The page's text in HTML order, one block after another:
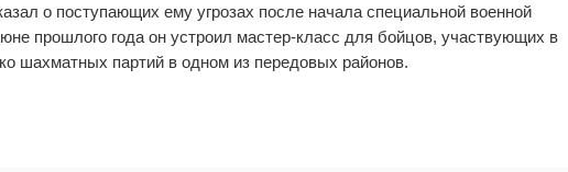
о поступающих ему угрозах после начала специальной военной
прошлого года он устроил мастер-класс для бойцов, участвующих в
шахматных партий в одном из передовых районов.